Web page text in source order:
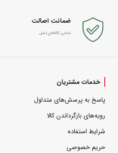
ضمانت اصالت
تمامی کالاهای اصل
خدمات مشتریان
پاسخ به پرسش‌های متداول
رویه‌های بازگرداندن کالا
شرایط استفاده
حریم خصوصی